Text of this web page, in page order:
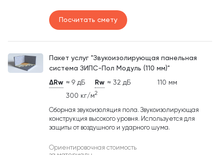
Посчитать смету
Пакет услуг "Звукоизолирующая панельная
система ЗИПС-Пол Модуль (110 мм)"
ΔRw ≈ 9 дБ Rw ≈ 32 дБ
110 мм
300 кг/м2
Сборная звукоизоляция пола. Звукоизолирующая
конструкция высокого уровня. Используется для
защиты от воздушного и ударного шума.
Ориентировочная стоимость